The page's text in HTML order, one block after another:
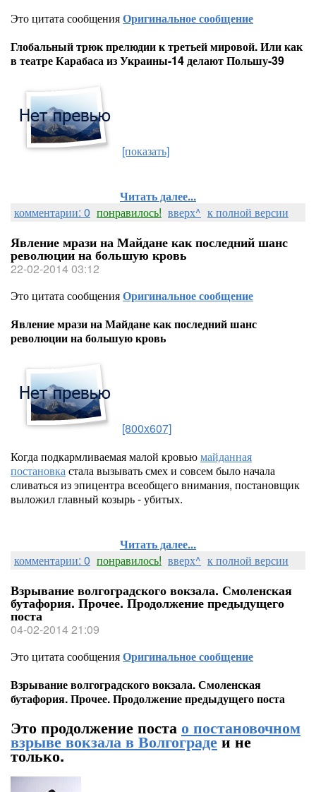
Это цитата сообщенияОригинальное сообщение
Глобальный трюк прелюдии к третьей мировой. Или как
в театре Карабаса из Украины-14 делают Польшу-39
[показать]
Читать далее...
комментарии: 0 понравилось! вверх^ к полной версии
Явление мрази на Майдане как последний шанс
революции на большую кровь
22-02-2014 03:12
Это цитата сообщенияОригинальное сообщение
Явление мрази на Майдане как последний шанс
революции на большую кровь
[800x607]
Когда подкармливаемая малой кровьюмайданная
постановкастала вызывать смех и совсем было начала
сливаться из эпицентра всеобщего внимания, постановщик
выложил главный козырь - убитых.
Читать далее...
комментарии: 0 понравилось! вверх^ к полной версии
Взрывание волгоградского вокзала. Смоленская
бутафория. Прочее. Продолжение предыдущего
поста
04-02-2014 21:09
Это цитата сообщенияОригинальное сообщение
Взрывание волгоградского вокзала. Смоленская
бутафория. Прочее. Продолжение предыдущего поста
Это продолжение постао постановочном
взрыве вокзала в Волгоградеи не
только.